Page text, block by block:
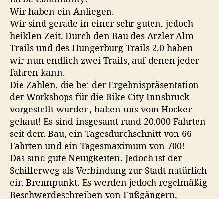
s
b
r
u
k
e
r
F
a
h
r
r
a
n
r
a
d
g
s
u
h
t
.
t
r
m
s
a
m
S
p
z
i
e
r
w
g
,
b
i
t
Wir haben ein Anliegen.
Wir sind gerade in einer sehr guten, jedoch
heiklen Zeit. Durch den Bau des Arzler Alm
Trails und des Hungerburg Trails 2.0 haben
wir nun endlich zwei Trails, auf denen jeder
fahren kann.
Die Zahlen, die bei der Ergebnispräsentation
der Workshops für die Bike City Innsbruck
vorgestellt wurden, haben uns vom Hocker
gehaut! Es sind insgesamt rund 20.000 Fahrten
seit dem Bau, ein Tagesdurchschnitt von 66
Fahrten und ein Tagesmaximum von 700!
Das sind gute Neuigkeiten. Jedoch ist der
Schillerweg als Verbindung zur Stadt natürlich
ein Brennpunkt. Es werden jedoch regelmäßig
Beschwerdeschreiben von Fußgängern,